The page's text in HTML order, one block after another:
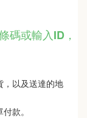
碼或輸入ID ，
，以及送達的地
款。